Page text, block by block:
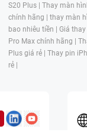
S20 Plus | Thay màn
chính hãng | thay màn
bao nhiêu tiền | Giá
Pro Max chính hãng |
Plus giá rẻ | Thay pin
rẻ |